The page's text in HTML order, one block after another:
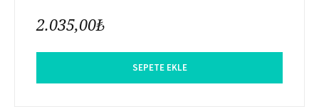
2.035,00₺
SEPETE EKLE